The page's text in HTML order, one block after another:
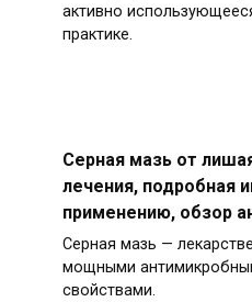
активно
практике.
Серная мазь от
лечения, подробная
применению, обзор
Серная мазь —
мощными
свойствами.